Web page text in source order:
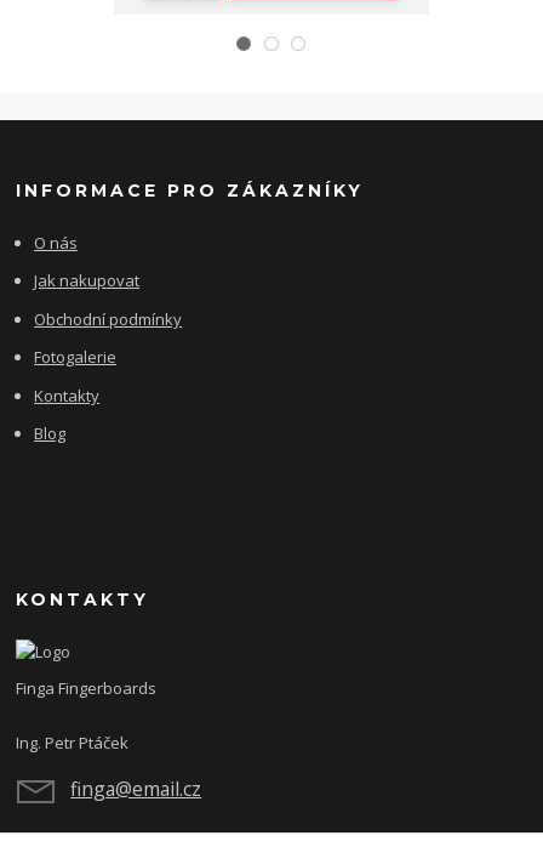
INFORMACE PRO ZÁKAZNÍKY
O nás
Jak nakupovat
Obchodní podmínky
Fotogalerie
Kontakty
Blog
KONTAKTY
Finga Fingerboards
Ing. Petr Ptáček
finga@email.cz